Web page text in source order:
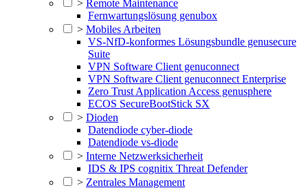
> Remote Maintenance
Fernwartungslösung genubox
> Mobiles Arbeiten
VS-NfD-konformes Lösungsbundle genusecure
Suite
VPN Software Client genuconnect
VPN Software Client genuconnect Enterprise
Zero Trust Application Access genusphere
ECOS SecureBootStick SX
> Dioden
Datendiode cyber-diode
Datendiode vs-diode
> Interne Netzwerksicherheit
IDS & IPS cognitix Threat Defender
> Zentrales Management